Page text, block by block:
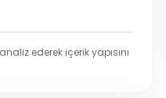
ederek içerik yapısını